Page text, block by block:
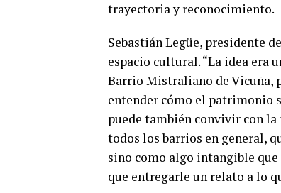
trayectoria y reconocimiento.
Sebastián Legüe, presidente
espacio cultural. “La idea era
Barrio Mistraliano de Vicuña,
entender cómo el patrimonio
puede también convivir con la
todos los barrios en general,
sino como algo intangible
que entregarle un relato a lo